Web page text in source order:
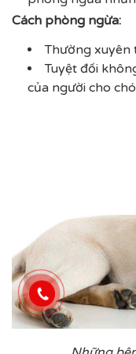
Cách phòng ngừa:
Thường xuyên
Tuyệt đối
của người cho